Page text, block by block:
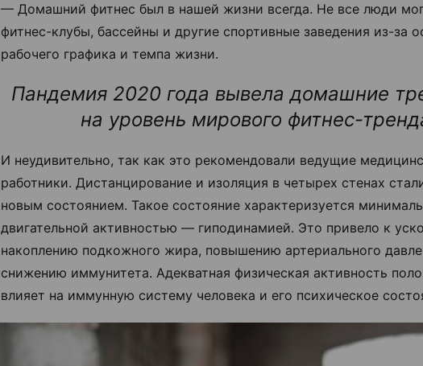
— Домашний фитнес был в нашей жизни всегда. Не все люди
фитнес-клубы, бассейны и другие спортивные заведения из-за
рабочего графика и темпа жизни.
Пандемия 2020 года вывела домашние
на уровень мирового фитнес-
И неудивительно, так как это рекомендовали ведущие
работники. Дистанцирование и изоляция в четырех стенах
новым состоянием. Такое состояние характеризуется
двигательной активностью — гиподинамией. Это привело к
накоплению подкожного жира, повышению артериального
снижению иммунитета. Адекватная физическая активность
влияет на иммунную систему человека и его психическое